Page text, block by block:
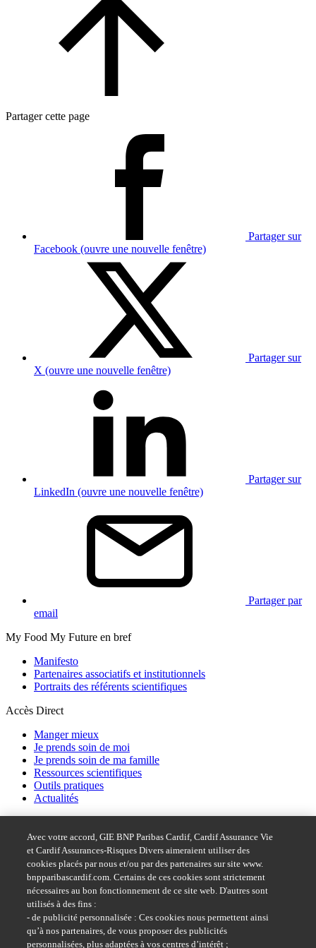
Partager cette page
Partager sur
Facebook (ouvre une nouvelle fenêtre)
Partager sur
X (ouvre une nouvelle fenêtre)
Partager sur
LinkedIn (ouvre une nouvelle fenêtre)
Partager par
email
My Food My Future en bref
Manifesto
Partenaires associatifs et institutionnels
Portraits des référents scientifiques
Accès Direct
Manger mieux
Je prends soin de moi
Je prends soin de ma famille
Ressources scientifiques
Outils pratiques
Actualités
Dispositif d'alerte BNP Paribas
Accessibilité : partiellement conforme
Suivez-nous sur
Avec votre accord, GIE BNP Paribas Cardif, Cardif Assurance Vie
et Cardif Assurances-Risques Divers aimeraient utiliser des
cookies placés par nous et/ou par des partenaires sur site www.
bnpparibascardif.com. Certains de ces cookies sont strictement
nécessaires au bon fonctionnement de ce site web. D'autres sont
utilisés à des fins :
- de publicité personnalisée : Ces cookies nous permettent ainsi
qu’à nos partenaires, de vous proposer des publicités
personnalisées, plus adaptées à vos centres d’intérêt ;